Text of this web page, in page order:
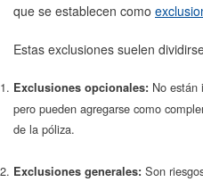
que se establecen como
Estas exclusiones suelen
Exclusiones opcionales: No están
pero pueden agregarse como
de la póliza.
Exclusiones generales: Son